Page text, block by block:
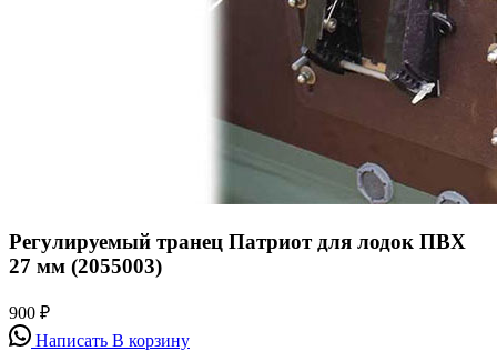
Регулируемый транец Патриот для лодок ПВХ
27 мм (2055003)
900 ₽
Написать В корзину